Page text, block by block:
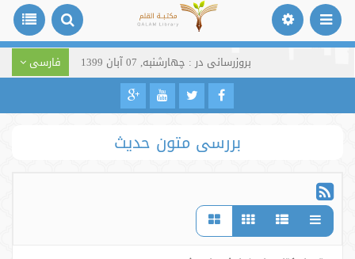
بروزرسانی در : چهارشنبه, 07 آبان 1399 فارسی
بررسی متون حدیث